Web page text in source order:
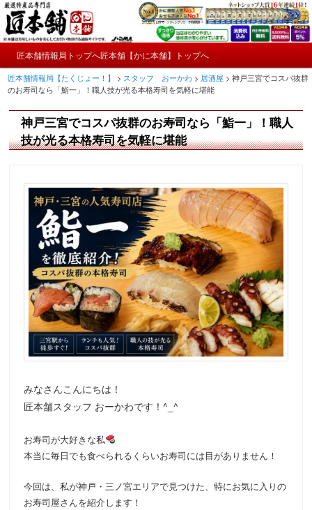
メ
イ
ン
ン
テ
ン
匠本舗情報局【たくじょー！】
かにやおせちについてのおもしろ情報や興味深い記事をお届けします。
ン
メ
メ
イ
ン
コ
テ
へ
移
動
匠本舗情報局トップへ匠本舗【かに本舗】トップへ
匠本舗情報局【たくじょー！】 > スタッフ おーかわ > 居酒屋 >神戸三宮でコスパ抜群
のお寿司なら「鮨一」！職人技が光る本格寿司を気軽に堪能
神戸三宮でコスパ抜群のお寿司なら「鮨一」！職人
技が光る本格寿司を気軽に堪能
みなさんこんにちは！
匠本舗スタッフ おーかわです！^_^
お寿司が大好きな私
本当に毎日でも食べられるくらいお寿司には目がありません！
今回は、私が神戸・三ノ宮エリアで見つけた、特にお気に入りの
お寿司屋さんを紹介します！